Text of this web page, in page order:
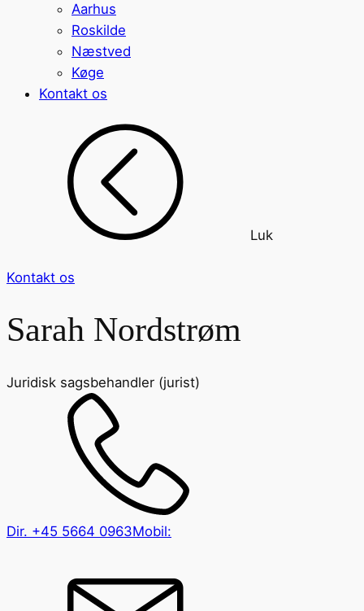
Aarhus
Roskilde
Næstved
Køge
Kontakt os
Luk
Kontakt os
Sarah Nordstrøm
Juridisk sagsbehandler (jurist)
Dir. +45 5664 0963Mobil: